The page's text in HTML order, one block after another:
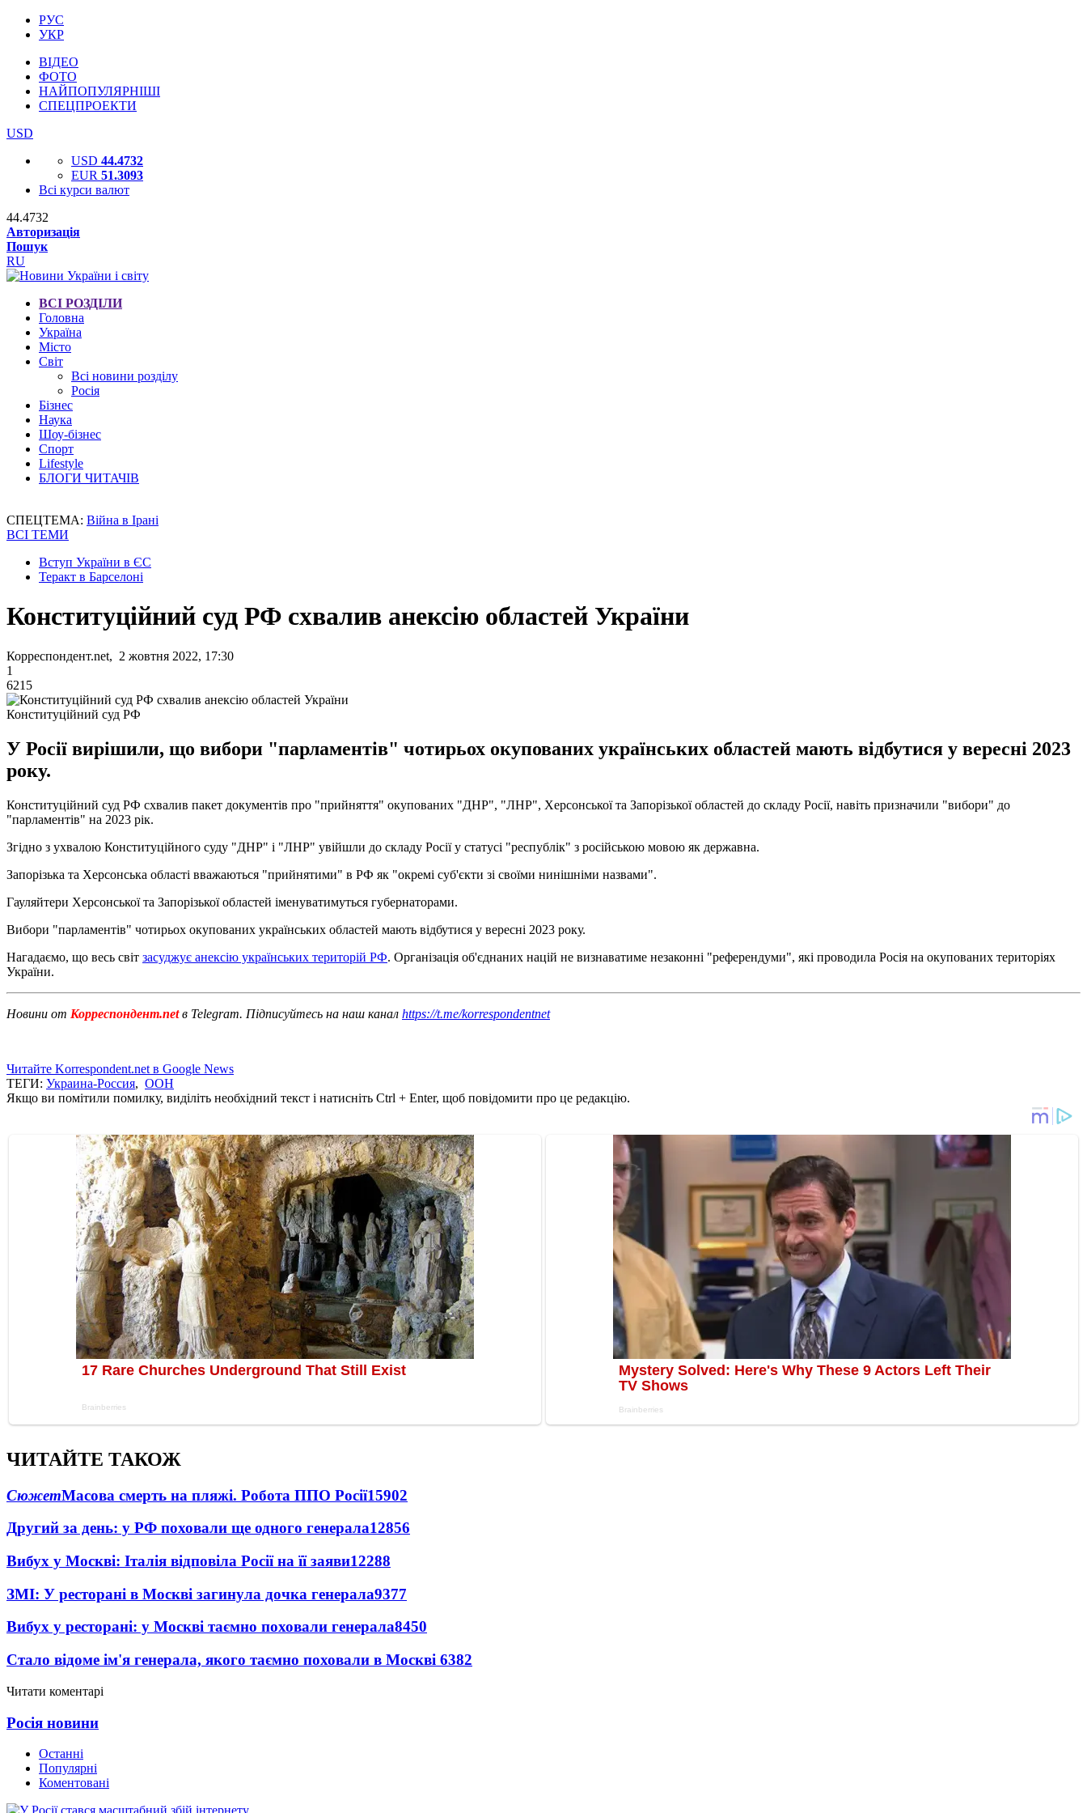
РУС
УКР
ВІДЕО
ФОТО
НАЙПОПУЛЯРНІШІ
СПЕЦПРОЕКТИ
USD
USD 44.4732
EUR 51.3093
Всі курси валют
44.4732
Авторизація
Пошук
RU
ВСІ РОЗДІЛИ
Головна
Україна
Місто
Світ
Всі новини розділу
Росія
Бізнес
Наука
Шоу-бізнес
Спорт
Lifestyle
БЛОГИ ЧИТАЧІВ
СПЕЦТЕМА: Війна в Ірані
ВСІ ТЕМИ
Вступ України в ЄС
Теракт в Барселоні
Конституційний суд РФ схвалив анексію областей України
Корреспондент.net, 2 жовтня 2022, 17:30
1
6215
Конституційний суд РФ
У Росії вирішили, що вибори "парламентів" чотирьох окупованих українських областей мають відбутися у вересні 2023
року.
Конституційний суд РФ схвалив пакет документів про "прийняття" окупованих "ДНР", "ЛНР", Херсонської та Запорізької областей до складу Росії, навіть призначили "вибори" до
"парламентів" на 2023 рік.
Згідно з ухвалою Конституційного суду "ДНР" і "ЛНР" увійшли до складу Росії у статусі "республік" з російською мовою як державна.
Запорізька та Херсонська області вважаються "прийнятими" в РФ як "окремі суб'єкти зі своїми нинішніми назвами".
Гауляйтери Херсонської та Запорізької областей іменуватимуться губернаторами.
Вибори "парламентів" чотирьох окупованих українських областей мають відбутися у вересні 2023 року.
Нагадаємо, що весь світ засуджує анексію українських територій РФ. Організація об'єднаних націй не визнаватиме незаконні "референдуми", які проводила Росія на окупованих територіях
України.
Новини от Корреспондент.netв Telegram. Підписуйтесь на наш канал https://t.me/korrespondentnet
Читайте Korrespondent.net в Google News
ТЕГИ: Украина-Россия, ООН
Якщо ви помітили помилку, виділіть необхідний текст і натисніть Ctrl + Enter, щоб повідомити про це редакцію.
ЧИТАЙТЕ ТАКОЖ
СюжетМасова смерть на пляжі. Робота ППО Росії15902
Другий за день: у РФ поховали ще одного генерала12856
Вибух у Москві: Італія відповіла Росії на її заяви12288
ЗМІ: У ресторані в Москві загинула дочка генерала9377
Вибух у ресторані: у Москві таємно поховали генерала8450
Стало відоме ім'я генерала, якого таємно поховали в Москві 6382
Читати коментарі
Росія новини
Останні
Популярні
Коментовані